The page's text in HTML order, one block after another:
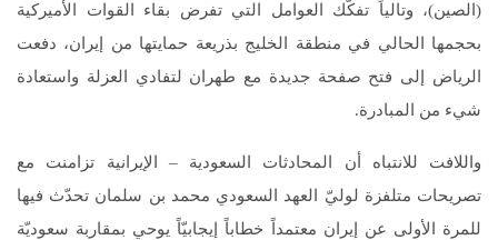
(الصين)، وتالياً تفكّك العوامل التي تفرض بقاء القوات الأميركية
بحجمها الحالي في منطقة الخليج بذريعة حمايتها من إيران، دفعت
الرياض إلى فتح صفحة جديدة مع طهران لتفادي العزلة واستعادة
شيء من المبادرة.
واللافت للانتباه أن المحادثات السعودية – الإيرانية تزامنت مع
تصريحات متلفزة لوليّ العهد السعودي محمد بن سلمان تحدّث فيها
للمرة الأولى عن إيران معتمداً خطاباً إيجابيّاً يوحي بمقاربة سعوديّة